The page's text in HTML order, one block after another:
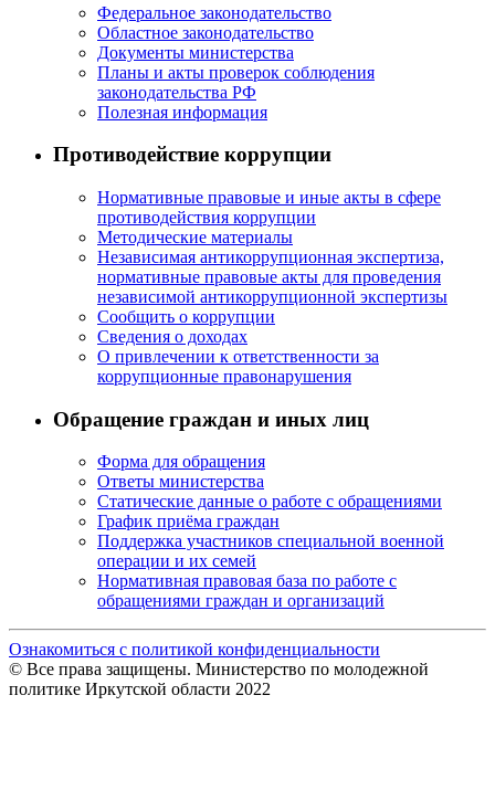
Федеральное законодательство
Областное законодательство
Документы министерства
Планы и акты проверок соблюдения
законодательства РФ
Полезная информация
Противодействие коррупции
Нормативные правовые и иные акты в сфере
противодействия коррупции
Методические материалы
Независимая антикоррупционная экспертиза,
нормативные правовые акты для проведения
независимой антикоррупционной экспертизы
Сообщить о коррупции
Сведения о доходах
О привлечении к ответственности за
коррупционные правонарушения
Обращение граждан и иных лиц
Форма для обращения
Ответы министерства
Статические данные о работе с обращениями
График приёма граждан
Поддержка участников специальной военной
операции и их семей
Нормативная правовая база по работе с
обращениями граждан и организаций
Ознакомиться с политикой конфиденциальности
© Все права защищены. Министерство по молодежной
политике Иркутской области 2022